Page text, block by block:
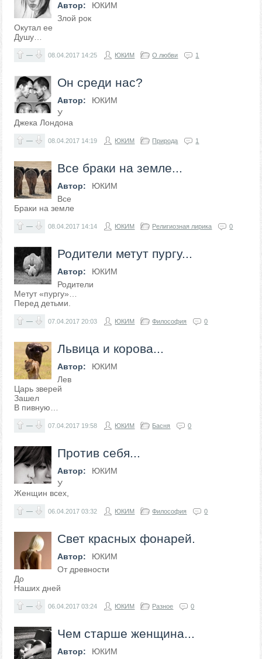
Автор:
ЮКИМ
Злой рок
Окутал ее
Душу…
— 08.04.2017 14:25 ЮКИМ О любви 1
Он среди нас?
Автор:
ЮКИМ
У
Джека Лондона
— 08.04.2017 14:19 ЮКИМ Природа 1
Все браки на земле...
Автор:
ЮКИМ
Все
Браки на земле
— 08.04.2017 14:14 ЮКИМ Религиозная лирика 0
Родители метут пургу...
Автор:
ЮКИМ
Родители
Метут «пургу»…
Перед детьми.
— 07.04.201720:03 ЮКИМ Философия 0
Львица и корова...
Автор:
ЮКИМ
Лев
Царь зверей
Зашел
В пивную…
— 07.04.2017 19:58 ЮКИМ Басня 0
Против себя...
Автор:
ЮКИМ
У
Женщин всех,
— 06.04.201703:32 ЮКИМ Философия 0
Свет красных фонарей.
Автор:
ЮКИМ
От древности
До
Наших дней
— 06.04.201703:24 ЮКИМ Разное 0
Чем старше женщина...
Автор:
ЮКИМ